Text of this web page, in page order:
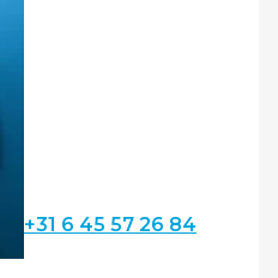
+31 6 45 57 26 84